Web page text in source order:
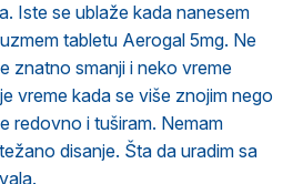
Iste se ublaže kada nanesem
tabletu Aerogal 5mg. Ne
znatno smanji i neko vreme
vreme kada se više znojim nego
redovno i tuširam. Nemam
disanje. Šta da uradim sa